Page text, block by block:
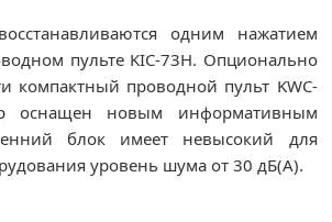
одним нажатием
пульте KIC-73H. Опционально
компактный проводной пульт KWC-
оснащен новым информативным
блок имеет невысокий для
уровень шума от 30 дБ(А).